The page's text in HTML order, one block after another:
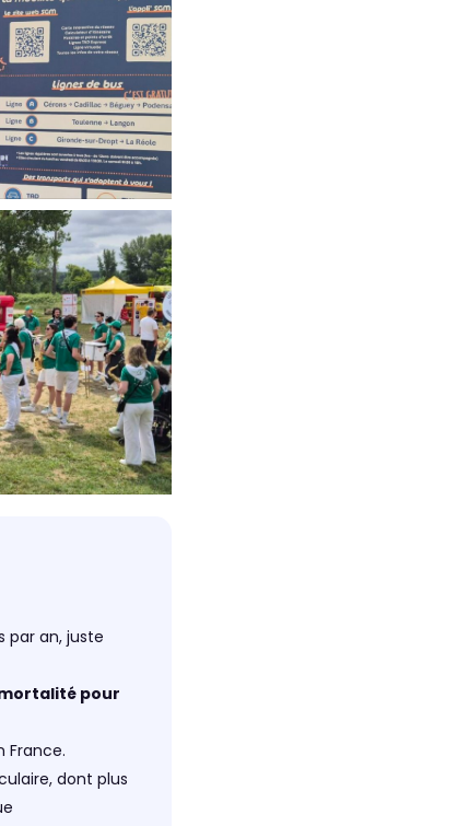
par an, juste
pour
France.
dont plus